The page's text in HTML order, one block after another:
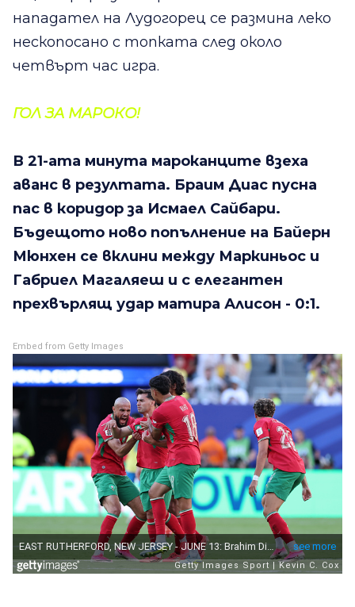
нападател на Лудогорец се размина леко
нескопосано с топката след около
четвърт час игра.
ГОЛ ЗА МАРОКО!
В 21-ата минута мароканците взеха
аванс в резултата. Браим Диас пусна
пас в коридор за Исмаел Сайбари.
Бъдещото ново попълнение на Байерн
Мюнхен се вклини между Маркиньос и
Габриел Магаляеш и с елегантен
прехвърлящ удар матира Алисон - 0:1.
Embed from Getty Images